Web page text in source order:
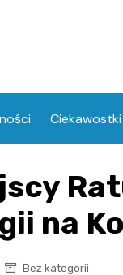
Ciekawostki
na
Bez kategorii